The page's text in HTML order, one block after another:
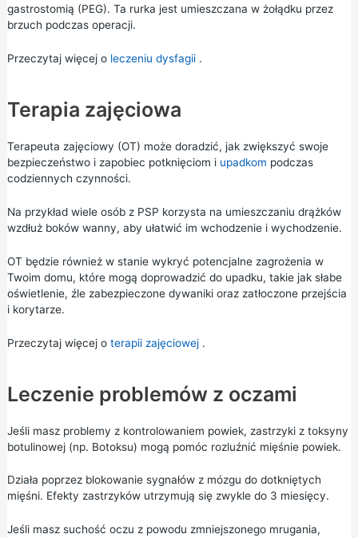
gastrostomią (PEG). Ta rurka jest umieszczana w żołądku przez
brzuch podczas operacji.
Przeczytaj więcej o leczeniu dysfagii.
Terapia zajęciowa
Terapeuta zajęciowy (OT) może doradzić, jak zwiększyć swoje
bezpieczeństwo i zapobiec potknięciom i upadkom podczas
codziennych czynności.
Na przykład wiele osób z PSP korzysta na umieszczaniu drążków
wzdłuż boków wanny, aby ułatwić im wchodzenie i wychodzenie.
OT będzie również w stanie wykryć potencjalne zagrożenia w
Twoim domu, które mogą doprowadzić do upadku, takie jak słabe
oświetlenie, źle zabezpieczone dywaniki oraz zatłoczone przejścia
i korytarze.
Przeczytaj więcej o terapii zajęciowej.
Leczenie problemów z oczami
Jeśli masz problemy z kontrolowaniem powiek, zastrzyki z toksyny
botulinowej (np. Botoksu) mogą pomóc rozluźnić mięśnie powiek.
Działa poprzez blokowanie sygnałów z mózgu do dotkniętych
mięśni. Efekty zastrzyków utrzymują się zwykle do 3 miesięcy.
Jeśli masz suchość oczu z powodu zmniejszonego mrugania,